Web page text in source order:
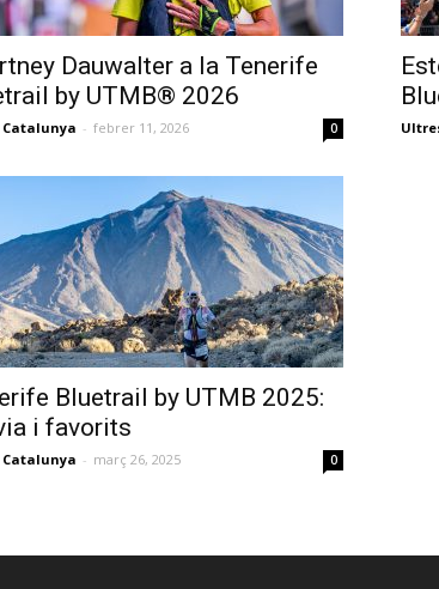
Dauwalter a la Tenerife
by UTMB® 2026
- febrer 11, 2026 0
Bluetrail by UTMB 2025:
i favorits
- març 26, 2025 0